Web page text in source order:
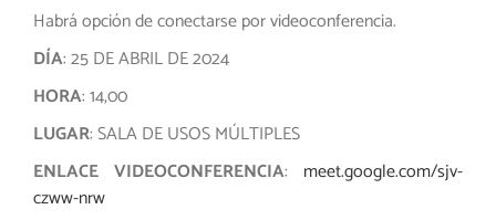
Habrá opción de conectarse por videoconferencia.
DÍA: 25 DE ABRIL DE 2024
HORA: 14,00
LUGAR: SALA DE USOS MÚLTIPLES
ENLACE VIDEOCONFERENCIA: meet.google.com/sjv-
czww-nrw